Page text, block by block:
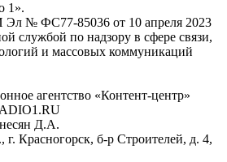
1».
Эл № ФС77-85036 от 10 апреля 2023
службой по надзору в сфере связи,
и массовых коммуникаций
агентство «Контент-центр»
Д.А.
г. Красногорск, б-р Строителей, д. 4,